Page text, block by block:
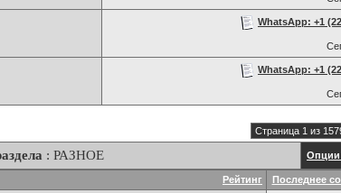
WhatsApp: +1
WhatsApp: +1
Страница 1 из
: РАЗНОЕ Опции
Рейтинг Последнее